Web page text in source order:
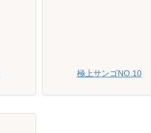
極上サンゴNO.10